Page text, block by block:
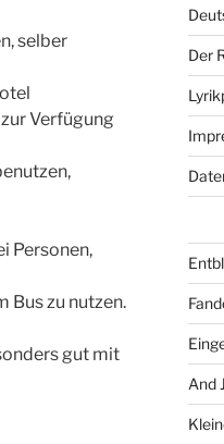
selber
Verfügung
Personen,
Bus zu nutzen.
gut mit
Der
And